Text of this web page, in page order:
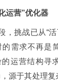
运营”优化器
，挑战已从“活
的需求不再是
运营结构寻
源于其处理